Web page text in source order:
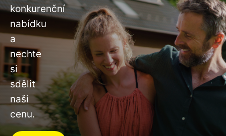
konkurenční
nabídku
a
nechte
si
sdělit
naši
cenu.